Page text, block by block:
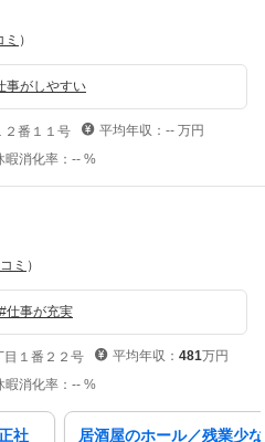
）
事がしやすい
２番１１号 平均年収： -- 万円
暇消化率： -- %
ミ ）
#仕事が充実
目１番２２号 平均年収： 481万円
暇消化率： -- %
社
居酒屋のホール／残業少